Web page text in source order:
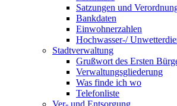
Satzungen und
Bankdaten
Einwohnerzahlen
Hochwasser-/
Stadtverwaltung
Grußwort des Ersten
Verwaltungsgliederung
Was finde ich wo
Telefonliste
Ver- und Entsorgung